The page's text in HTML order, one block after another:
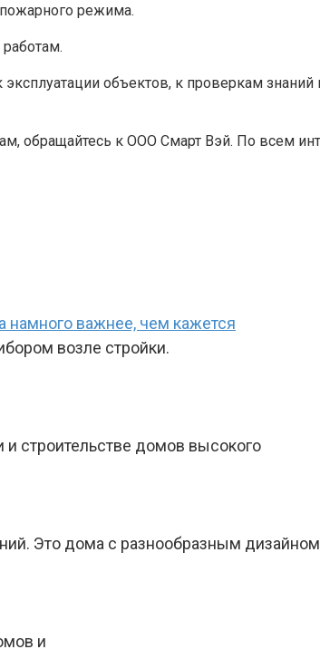
режима.
объектов, к проверкам
обращайтесь к ООО Смарт Вэй. По всем
намного важнее, чем кажется
возле стройки.
и строительстве домов высокого
Это дома с разнообразным
и